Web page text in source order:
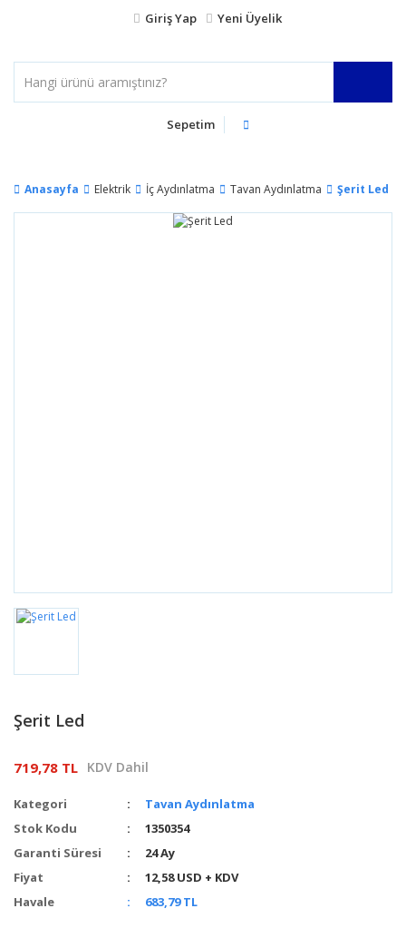
Giriş Yap Yeni Üyelik
Sepetim
Anasayfa Elektrik İç Aydınlatma Tavan Aydınlatma Şerit Led
Şerit Led
719,78 TL KDV Dahil
Kategori
Tavan Aydınlatma
Stok Kodu
1350354
Garanti Süresi
24 Ay
Fiyat
12,58 USD + KDV
Havale
683,79 TL